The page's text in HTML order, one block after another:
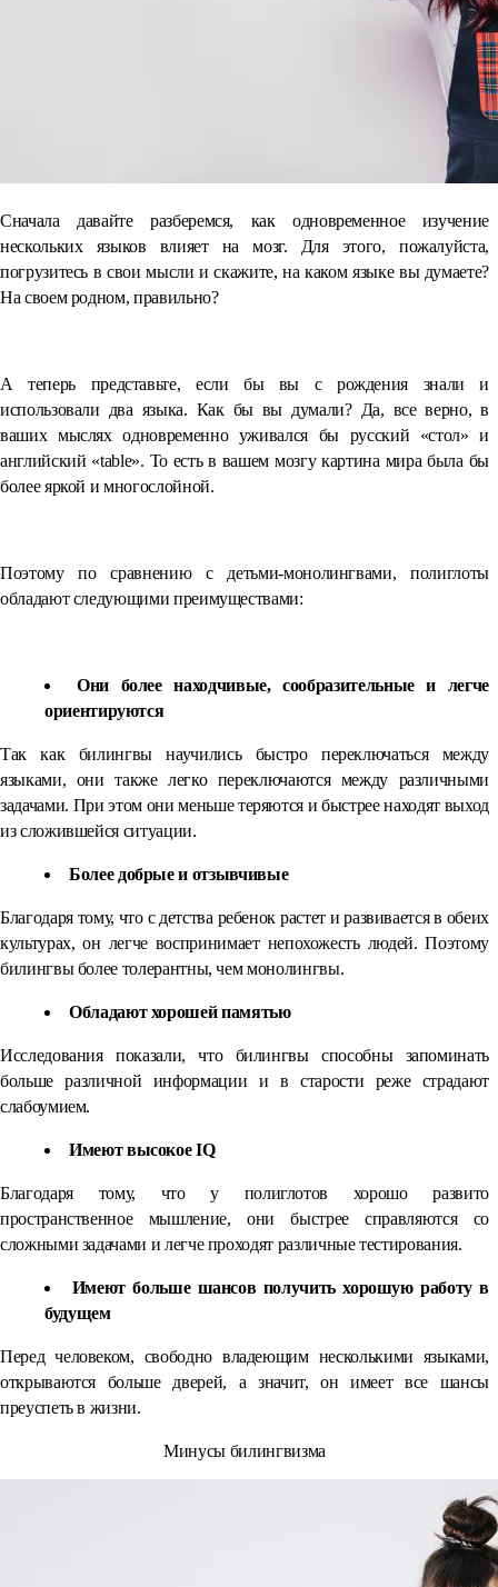
Сначала давайте разберемся, как одновременное изучение
нескольких языков влияет на мозг. Для этого, пожалуйста,
погрузитесь в свои мысли и скажите, на каком языке вы думаете?
На своем родном, правильно?
А теперь представьте, если бы вы с рождения знали и
использовали два языка. Как бы вы думали? Да, все верно, в
ваших мыслях одновременно уживался бы русский «стол» и
английский «table». То есть в вашем мозгу картина мира была бы
более яркой и многослойной.
Поэтому по сравнению с детьми-монолингвами, полиглоты
обладают следующими преимуществами:
Они более находчивые, сообразительные и легче
ориентируются
Так как билингвы научились быстро переключаться между
языками, они также легко переключаются между различными
задачами. При этом они меньше теряются и быстрее находят выход
из сложившейся ситуации.
Более добрые и отзывчивые
Благодаря тому, что с детства ребенок растет и развивается в обеих
культурах, он легче воспринимает непохожесть людей. Поэтому
билингвы более толерантны, чем монолингвы.
Обладают хорошей памятью
Исследования показали, что билингвы способны запоминать
больше различной информации и в старости реже страдают
слабоумием.
Имеют высокое IQ
Благодаря тому, что у полиглотов хорошо развито
пространственное мышление, они быстрее справляются со
сложными задачами и легче проходят различные тестирования.
Имеют больше шансов получить хорошую работу в
будущем
Перед человеком, свободно владеющим несколькими языками,
открываются больше дверей, а значит, он имеет все шансы
преуспеть в жизни.
Минусы билингвизма